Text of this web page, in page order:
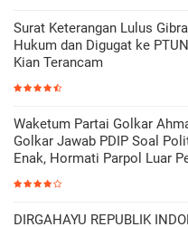
Surat Keterangan Lulus
Hukum dan Digugat ke
Kian Terancam
Waketum Partai Golkar
Golkar Jawab PDIP Soal
Enak, Hormati Parpol Luar
DIRGAHAYU REPUBLIK